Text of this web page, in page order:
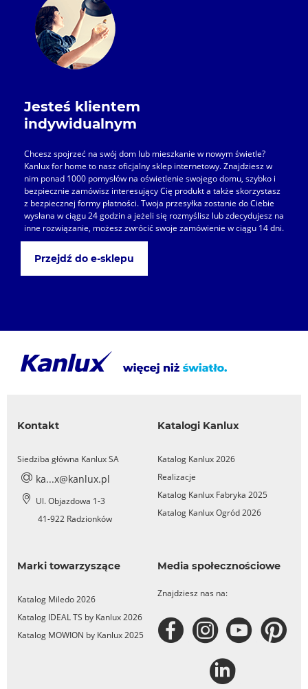
Jesteś klientem
indywidualnym
Chcesz spojrzeć na swój dom lub mieszkanie w nowym świetle?
Kanlux for home to nasz oficjalny sklep internetowy. Znajdziesz w
nim ponad 1000 pomysłów na oświetlenie swojego domu, szybko i
bezpiecznie zamówisz interesujący Cię produkt a także skorzystasz
z bezpiecznej formy płatności. Twoja przesyłka zostanie do Ciebie
wysłana w ciągu 24 godzin a jeżeli się rozmyślisz lub zdecydujesz na
inne rozwiązanie, możesz zwrócić swoje zamówienie w ciągu 14 dni.
Przejdź do e-sklepu
Kontakt
Siedziba główna Kanlux SA
ka...x@kanlux.pl
Ul. Objazdowa 1-3
41-922 Radzionków
Katalogi Kanlux
Katalog Kanlux 2026
Realizacje
Katalog Kanlux Fabryka 2025
Katalog Kanlux Ogród 2026
Marki towarzyszące
Katalog Miledo 2026
Katalog IDEAL TS by Kanlux 2026
Katalog MOWION by Kanlux 2025
Media społecznościowe
Znajdziesz nas na: